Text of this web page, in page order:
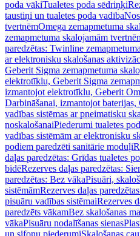
poda vākiTualetes poda sēdriņķi
taustiņi un tualetes poda vadība
tvertnēmOmega zemapmetuma
zemapmetuma skalojamām
paredzētas: Twinline
ar elektronisku skalošanas
Geberit Sigma zemapmetuma
elektrotīklu, Geberit Sigma
izmantojot elektrotīklu, Geberit
Darbināšanai, izmantojot
vadības sistēmas ar pneimatisku
noskalošanaiPiederumi tualetes
vadības sistēmām ar elektronisku
podiem paredzēti sanitārie moduļi
daļas paredzētas: Grīdas tualetes
bidēRezerves daļas paredzētas:
paredzētas: Bez vākaPisuāri,
sistēmāmRezerves daļas
pisuāru vadības sistēmaiRezerves
paredzēts vākamBez skalošanas
vākaPisuāru nodalīšanas sienas
un sifonu piederumiSkalošanas